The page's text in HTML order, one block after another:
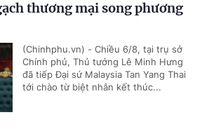
thương mại song phương
(Chinhphu.vn) - Chiều 6/8, tại trụ sở
Chính phủ, Thủ tướng Lê Minh Hưng
đã tiếp Đại sứ Malaysia Tan Yang Thai
tới chào từ biệt nhân kết thúc...